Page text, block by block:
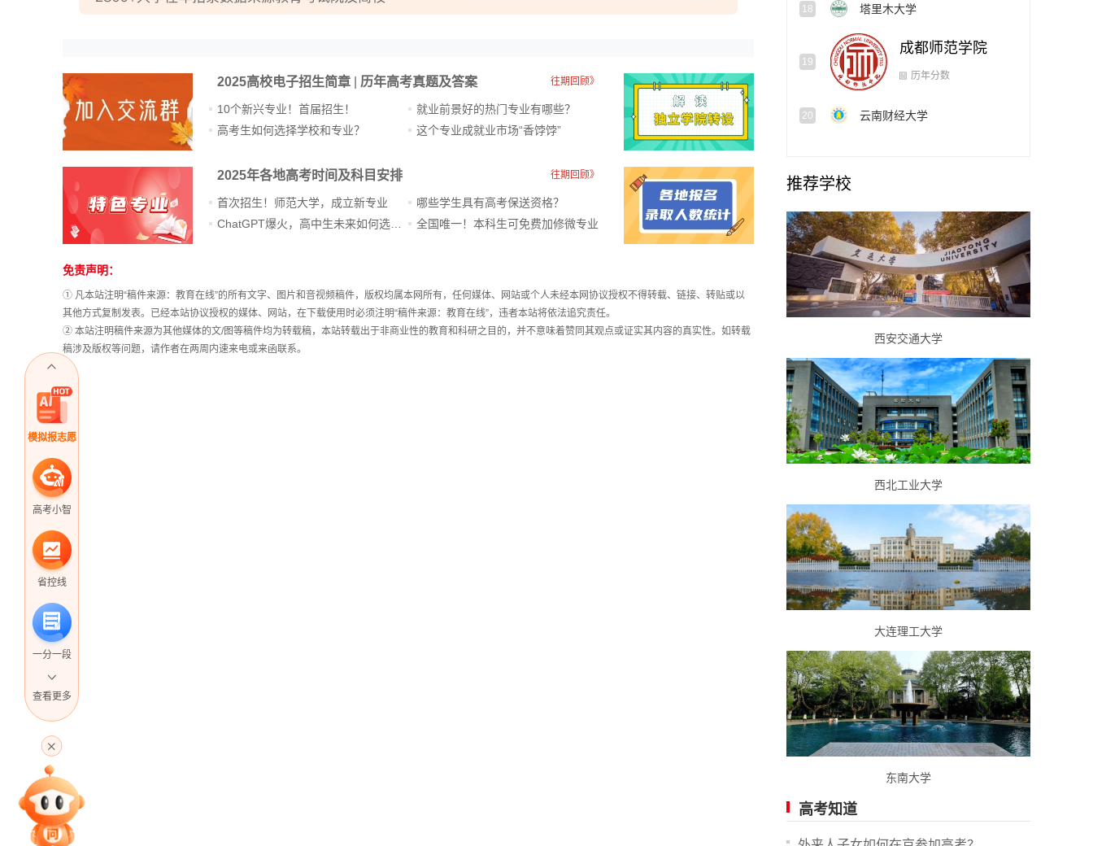
模拟报志愿
高考小智
省控线
一分一段
专家指导课
查看更多
2025高校电子招生简章 历年高考真题及答案 往期回顾》
10个新兴专业！首届招生！
高考生如何选择学校和专业？
就业前景好的热门专业有哪些？
这个专业成就业市场“香饽饽”​
2025年各地高考时间及科目安排 往期回顾》
首次招生！师范大学，成立新专业
哪些学生具有高考保送资格？
全国唯一！本科生可免费加修微专业
站
长
统
计
免责声明：
① 凡本站注明“稿件来源：教育在线”的所有文字、图片和音视频稿件，版权均属本网所有，任何媒体、网站或个人未经本网协议授权不得转载、链接、转贴或以
其他方式复制发表。已经本站协议授权的媒体、网站，在下载使用时必须注明“稿件来源：教育在线”，违者本站将依法追究责任。
② 本站注明稿件来源为其他媒体的文/图等稿件均为转载稿，本站转载出于非商业性的教育和科研之目的，并不意味着赞同其观点或证实其内容的真实性。如转载
稿涉及版权等问题，请作者在两周内速来电或来函联系。
18 塔里木大学
成都师范学院
云南财经大学
历年分数
推荐学校
西安交通大学
西北工业大学
大连理工大学
东南大学
高考知道